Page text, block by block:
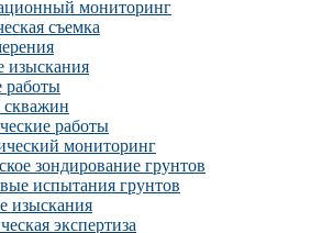
мониторинг
съемка
изыскания
работы
скважин
работы
мониторинг
зондирование грунтов
испытания грунтов
изыскания
экспертиза